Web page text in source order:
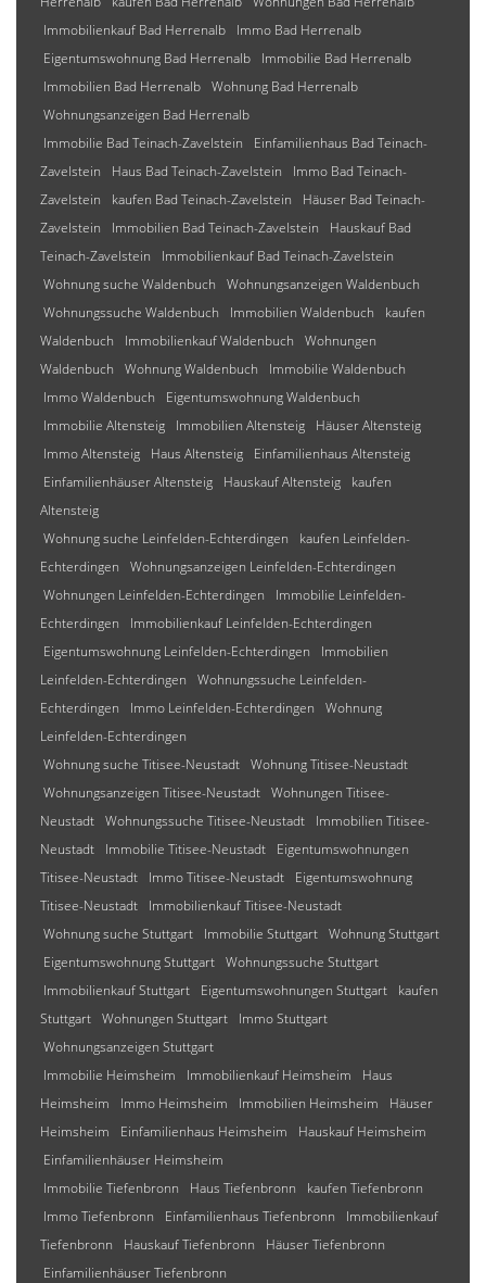
Immobilienkauf Bad Herrenalb
Immo Bad Herrenalb
Eigentumswohnung Bad Herrenalb
Immobilie Bad Herrenalb
Immobilien Bad Herrenalb Wohnung Bad Herrenalb
Wohnungsanzeigen Bad Herrenalb
Immobilie Bad Teinach-Zavelstein
Einfamilienhaus Bad Teinach-
Zavelstein
Haus Bad Teinach-Zavelstein
Immo Bad Teinach-
Zavelstein
kaufen Bad Teinach-Zavelstein
Häuser Bad Teinach-
Zavelstein
Immobilien Bad Teinach-Zavelstein
Hauskauf Bad
Teinach-Zavelstein
Immobilienkauf Bad Teinach-Zavelstein
Wohnung suche Waldenbuch
Wohnungsanzeigen Waldenbuch
Wohnungssuche Waldenbuch
Immobilien Waldenbuch
kaufen
Waldenbuch
Immobilienkauf Waldenbuch
Wohnungen
Waldenbuch
Wohnung Waldenbuch
Immobilie Waldenbuch
Immo Waldenbuch
Eigentumswohnung Waldenbuch
Immobilie Altensteig
Immobilien Altensteig
Häuser Altensteig
Immo Altensteig
Haus Altensteig
Einfamilienhaus Altensteig
Einfamilienhäuser Altensteig
Hauskauf Altensteig
kaufen
Altensteig
Wohnung suche Leinfelden-Echterdingen
kaufen Leinfelden-
Echterdingen
Wohnungsanzeigen Leinfelden-Echterdingen
Wohnungen Leinfelden-Echterdingen
Immobilie Leinfelden-
Echterdingen
Immobilienkauf Leinfelden-Echterdingen
Eigentumswohnung Leinfelden-Echterdingen
Immobilien
Leinfelden-Echterdingen
Wohnungssuche Leinfelden-
Echterdingen
Immo Leinfelden-Echterdingen
Wohnung
Leinfelden-Echterdingen
Wohnung suche Titisee-Neustadt Wohnung Titisee-Neustadt
Wohnungsanzeigen Titisee-Neustadt Wohnungen Titisee-
Neustadt Wohnungssuche Titisee-Neustadt
Immobilien Titisee-
Neustadt
Immobilie Titisee-Neustadt
Eigentumswohnungen
Titisee-Neustadt
Immo Titisee-Neustadt
Eigentumswohnung
Titisee-Neustadt
Immobilienkauf Titisee-Neustadt
Wohnung suche Stuttgart
Immobilie Stuttgart Wohnung Stuttgart
Eigentumswohnung Stuttgart Wohnungssuche Stuttgart
Immobilienkauf Stuttgart
Eigentumswohnungen Stuttgart
kaufen
Stuttgart Wohnungen Stuttgart
Immo Stuttgart
Wohnungsanzeigen Stuttgart
Immobilie Heimsheim
Immobilienkauf Heimsheim
Haus
Heimsheim
Immo Heimsheim Immobilien Heimsheim
Häuser
Heimsheim
Einfamilienhaus Heimsheim
Hauskauf Heimsheim
Einfamilienhäuser Heimsheim
Immobilie Tiefenbronn
Haus Tiefenbronn
kaufen Tiefenbronn
Immo Tiefenbronn
Einfamilienhaus Tiefenbronn
Immobilienkauf
Tiefenbronn
Hauskauf Tiefenbronn
Häuser Tiefenbronn
Einfamilienhäuser Tiefenbronn